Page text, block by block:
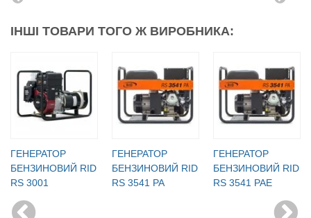
ІНШІ ТОВАРИ ТОГО Ж ВИРОБНИКА:
ГЕНЕРАТОР
БЕНЗИНОВИЙ RID
RS 3001
ГЕНЕРАТОР
БЕНЗИНОВИЙ RID
RS 3541 PA
ГЕНЕРАТОР
БЕНЗИНОВИЙ RID
RS 3541 PAE